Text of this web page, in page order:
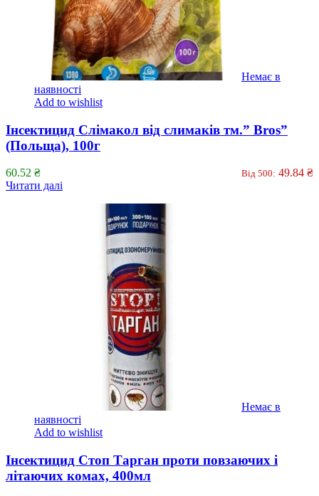
Немає в
наявності
Add to wishlist
Інсектицид Слімакол від слимаків тм.” Bros”
(Польща), 100г
60.52 ₴ Від 500: 49.84 ₴
Читати далі
Немає в
наявності
Add to wishlist
Інсектицид Стоп Тарган проти повзаючих і
літаючих комах, 400мл